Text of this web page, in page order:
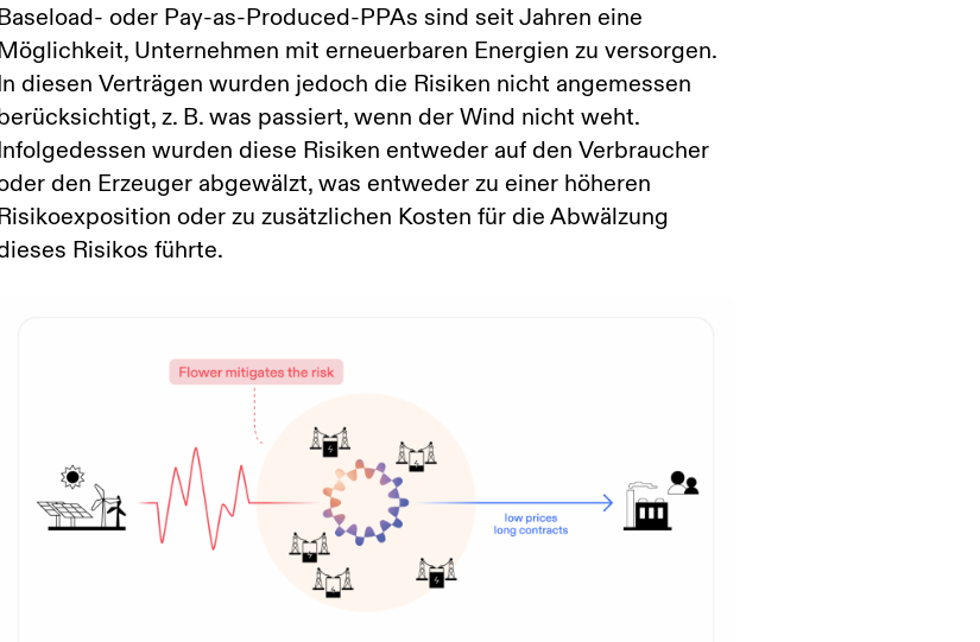
oder Pay-as-Produced-PPAs sind seit Jahren eine
Unternehmen mit erneuerbaren Energien zu versorgen.
diesen Verträgen wurden jedoch die Risiken nicht angemessen
z. B. was passiert, wenn der Wind nicht weht.
wurden diese Risiken entweder auf den Verbraucher
den Erzeuger abgewälzt, was entweder zu einer höheren
oder zu zusätzlichen Kosten für die Abwälzung
Risikos führte.